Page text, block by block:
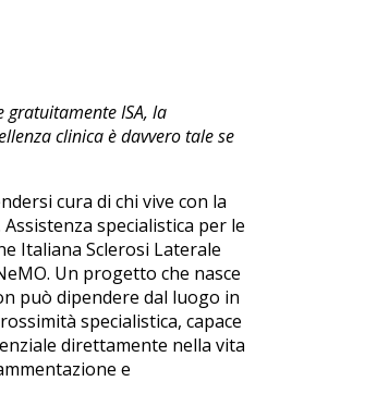
gratuitamente ISA, la
clinica è davvero tale se
cura di chi vive con la
specialistica per le
Italiana Sclerosi Laterale
Un progetto che nasce
può dipendere dal luogo in
specialistica, capace
direttamente nella vita
e